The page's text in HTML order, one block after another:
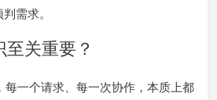
需求。
关重要？
每一个请求、每一次协作，本质上都